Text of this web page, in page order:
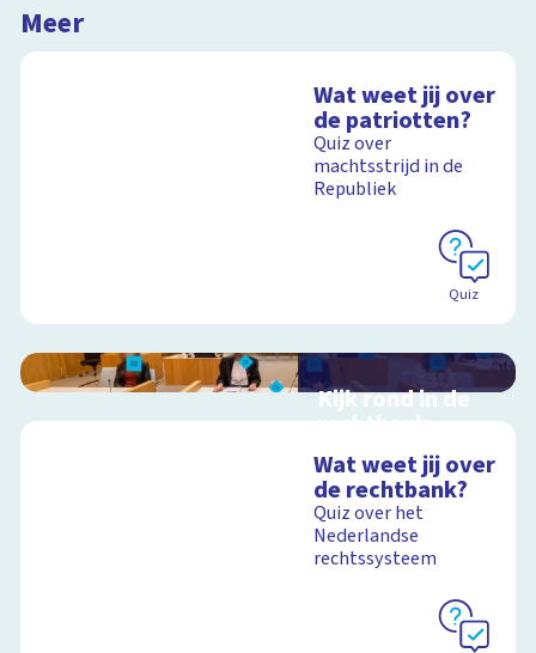
Meer
Wat weet jij over
de patriotten?
Quiz over
machtsstrijd in de
Republiek
Quiz
Kijk rond in de
rechtbank
schoolplaat over
rechtspraak in
Nederland
Schoolplaat
Wat weet jij over
de rechtbank?
Quiz over het
Nederlandse
rechtssysteem